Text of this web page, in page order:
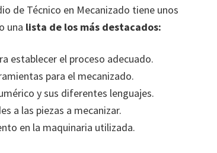
de Técnico en Mecanizado tiene unos
una lista de los más destacados:
establecer el proceso adecuado.
para el mecanizado.
y sus diferentes lenguajes.
a las piezas a mecanizar.
en la maquinaria utilizada.